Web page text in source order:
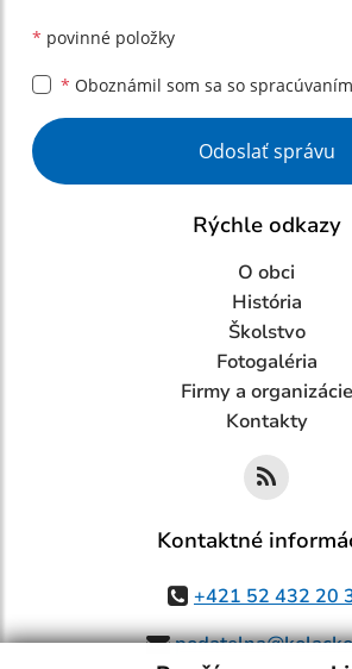
* povinné položky
* Oboznámil som sa so
Google reCaptcha Response
Odoslať správu
Rýchle odkazy
O obci
História
Školstvo
Fotogaléria
Firmy a organizácie
Kontakty
Kontaktné
+421 52 432 20